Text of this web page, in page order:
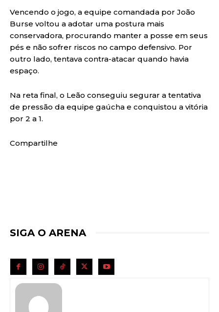
Vencendo o jogo, a equipe comandada por João
Burse voltou a adotar uma postura mais
conservadora, procurando manter a posse em seus
pés e não sofrer riscos no campo defensivo. Por
outro lado, tentava contra-atacar quando havia
espaço.
Na reta final, o Leão conseguiu segurar a tentativa
de pressão da equipe gaúcha e conquistou a vitória
por 2 a 1.
Compartilhe
SIGA O ARENA